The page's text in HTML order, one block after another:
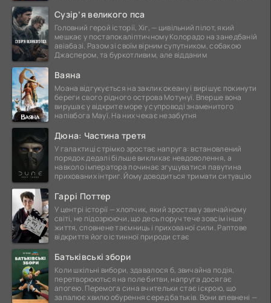
Сузір’я великого пса
Головний герой історії, Хіг, — цивільний пілот, який
мешкає у постапокаліптичному Колорадо на занедбаній
авіабазі. Разом зі своїм вірним супутником, собакою
Джаспером, та буркотливим, але відданим
Ваяна
Моана відгукується на заклик океану і вирішує покинути
береги свого рідного острова Мотунуї. Вперше вона
вирушає у відкрите море у супроводі знаменитого
напівбога Мауї. На них чекає незабутня
Дюна: Частина третя
У галактиці стрімко зростає напруга: встановлений
порядок дедалі більше викликає невдоволення, а
навколо імператора починає згущуватися павутина
прихованих інтриг. Йому доводиться тримати ситуацію
Гаррі Поттер
У центрі історії — хлопчик, який зростав у звичайному
світі, не підозрюючи, що десь поруч тече зовсім інше
життя, сповнене таємниць і прихованої сили. Раптове
відкриття його істинної природи стає
Батьківські збори
Коли шкільні вибори, здавалося б, звичайна подія,
перетворюються на поле битви, напруга досягає
апогею. Перемога сина вчительки стає іскрою, що
запалює хвилю обурення серед батьків. Вони впевнені —